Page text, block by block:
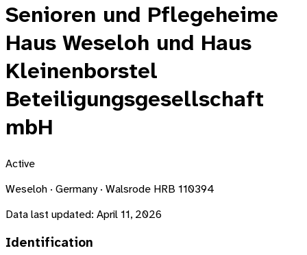
Senioren und Pflegeheime
Haus Weseloh und Haus
Kleinenborstel
Beteiligungsgesellschaft
mbH
Active
Weseloh · Germany · Walsrode HRB 110394
Data last updated: April 11, 2026
Identification